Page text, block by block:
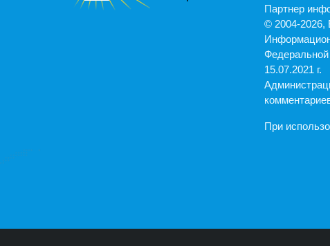
Партнер
© 2004-2026,
15.07.2021 г.
При